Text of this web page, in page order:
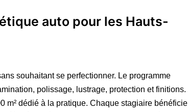
auto pour les Hauts-
souhaitant se perfectionner. Le programme
polissage, lustrage, protection et finitions.
m² dédié à la pratique. Chaque stagiaire bénéficie